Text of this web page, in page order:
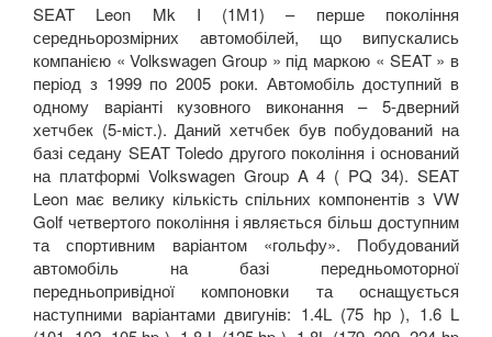
SEAT Leon Mk I (1М1) – перше покоління
середньорозмірних автомобілей, що випускались
компанією « Volkswagen Group » під маркою « SEAT » в
період з 1999 по 2005 роки. Автомобіль доступний в
одному варіанті кузовного виконання – 5-дверний
хетчбек (5-міст.). Даний хетчбек був побудований на
базі седану SEAT Toledo другого покоління і оснований
на платформі Volkswagen Group A 4 ( PQ 34). SEAT
Leon має велику кількість спільних компонентів з VW
Golf четвертого покоління і являється більш доступним
та спортивним варіантом «гольфу». Побудований
автомобіль на базі передньомоторної
передньопривідної компоновки та оснащується
наступними варіантами двигунів: 1.4L (75 hp ), 1.6 L